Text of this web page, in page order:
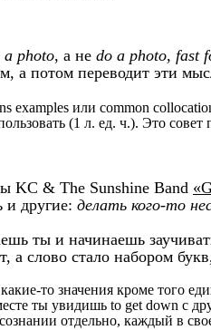
a photo, а не do a photo, fast
а потом переводит эти
examples или common
(1 л. ед. ч.). Это
KC & The Sunshine Band
и другие: делать кого-то
ты и начинаешь
а слово стало набором
то значения кроме того
ты увидишь to get down с
отдельно, каждый в